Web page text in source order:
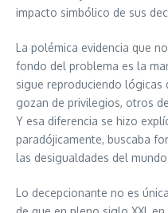
impacto simbólico de sus
La polémica evidencia que
fondo del problema es la
sigue reproduciendo lógicas
gozan de privilegios, otros
Y esa diferencia se hizo
paradójicamente, buscaba
las desigualdades del
Lo decepcionante no es